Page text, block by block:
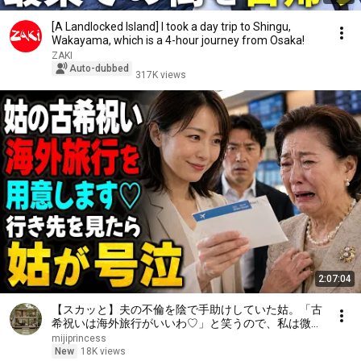
[A Landlocked Island] I took a day trip to Shingu,
Wakayama, which is a 4-hour journey from Osaka!
ZAKI
Auto-dubbed
317K views
2:07:04
【スカッと】夫の不倫を陰で手助けしていた姑。「古
希祝いは海外旅行がいいわ♡」と笑うので、私は微笑
んだ。「もちろんご用意します」――行き先を知った
姑は号泣した……。
mijiprincess
New
18K views